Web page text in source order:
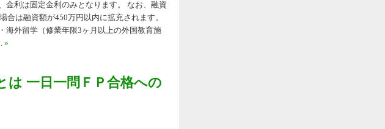
金利は固定金利のみとなります。 なお、融資
は融資額が450万円以内に拡充されます。
海外留学（修業年限3ヶ月以上の外国教育施
»
は 一日一問ＦＰ合格への